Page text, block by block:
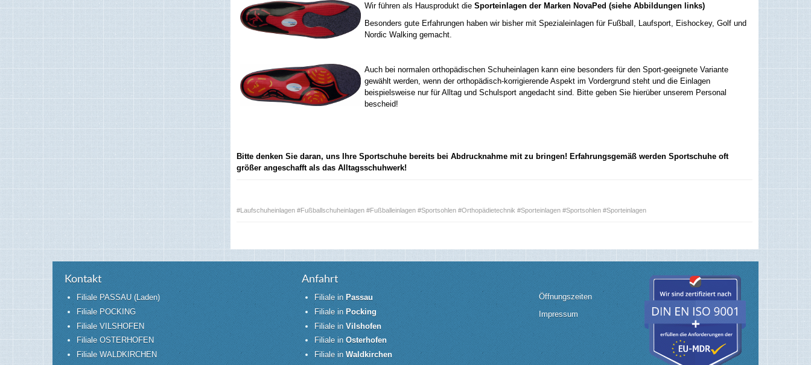
Wir führen als Hausprodukt die Sporteinlagen der Marken NovaPed (siehe Abbildungen links)
Besonders gute Erfahrungen haben wir bisher mit Spezialeinlagen für Fußball, Laufsport, Eishockey, Golf und
Nordic Walking gemacht.
Auch bei normalen orthopädischen Schuheinlagen kann eine besonders für den Sport-geeignete Variante
gewählt werden, wenn der orthopädisch-korrigierende Aspekt im Vordergrund steht und die Einlagen
beispielsweise nur für Alltag und Schulsport angedacht sind. Bitte geben Sie hierüber unserem Personal
bescheid!
Bitte denken Sie daran, uns Ihre Sportschuhe bereits bei Abdrucknahme mit zu bringen! Erfahrungsgemäß werden Sportschuhe oft
größer angeschafft als das Alltagsschuhwerk!
#Laufschuheinlagen #Fußballschuheinlagen #Fußballeinlagen #Sportsohlen #Orthopädietechnik #Sporteinlagen #Sportsohlen #Sporteinlagen
Kontakt
Filiale PASSAU (Laden)
Filiale POCKING
Filiale VILSHOFEN
Filiale OSTERHOFEN
Filiale WALDKIRCHEN
Anfahrt
Filiale in Passau
Filiale in Pocking
Filiale in Vilshofen
Filiale in Osterhofen
Filiale in Waldkirchen
Öffnungszeiten
Impressum